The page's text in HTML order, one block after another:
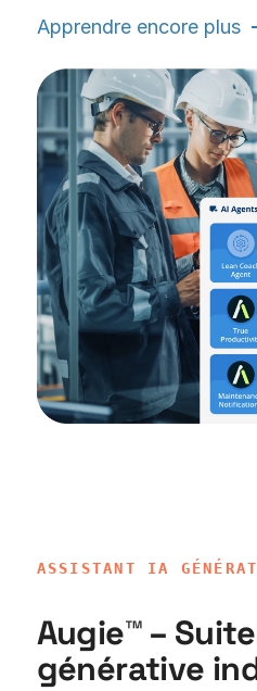
Apprendre encore plus
ASSISTANT IA
Augie™ –
générative